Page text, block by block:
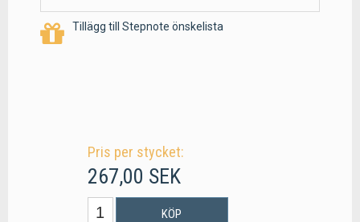
Tillägg till Stepnote önskelista
Pris per stycket:
267,00 SEK
KÖP